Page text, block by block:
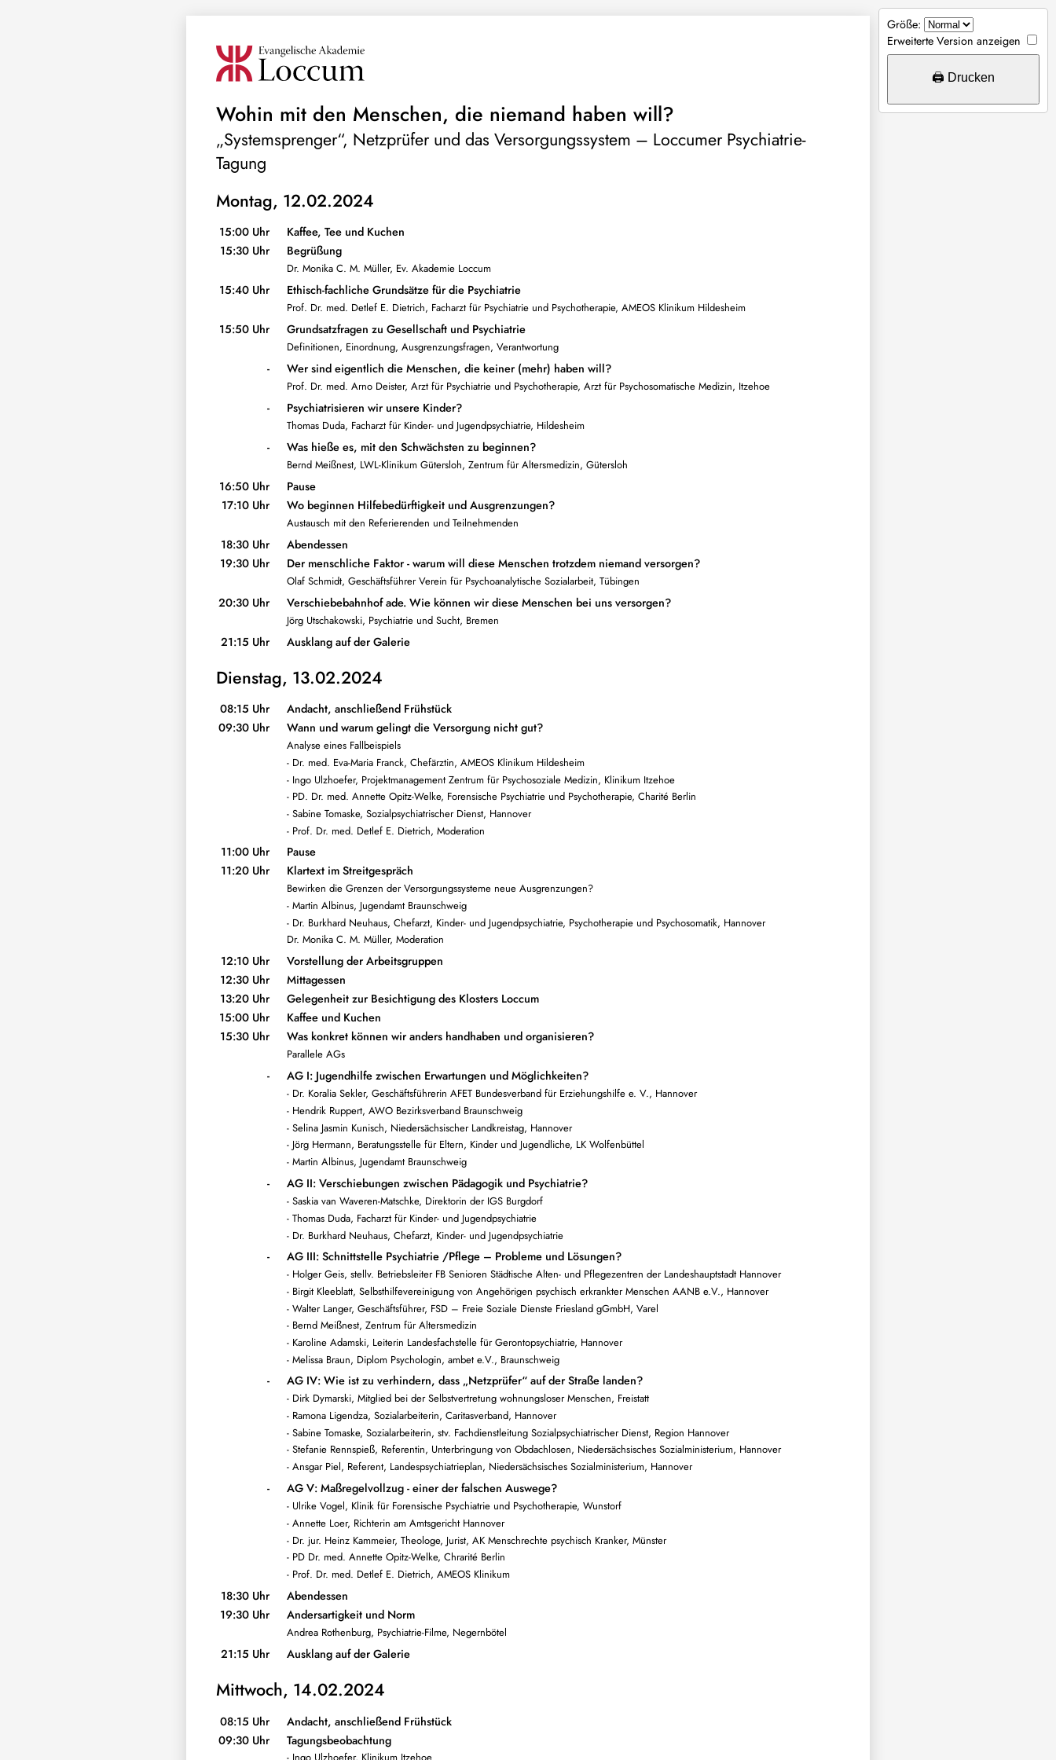
Größe:
Erweiterte Version anzeigen
🖨️ Drucken
Wohin mit den Menschen, die niemand haben will?
„Systemsprenger“, Netzprüfer und das Versorgungssystem – Loccumer Psychiatrie-
Tagung
Montag, 12.02.2024
15:00 Uhr
Kaffee, Tee und Kuchen
15:30 Uhr
Begrüßung
Dr. Monika C. M. Müller, Ev. Akademie Loccum
15:40 Uhr Ethisch-fachliche Grundsätze für die Psychiatrie
Prof. Dr. med. Detlef E. Dietrich, Facharzt für Psychiatrie und Psychotherapie, AMEOS Klinikum Hildesheim
15:50 Uhr Grundsatzfragen zu Gesellschaft und Psychiatrie
Definitionen, Einordnung, Ausgrenzungsfragen, Verantwortung
- Wer sind eigentlich die Menschen, die keiner (mehr) haben will?
Prof. Dr. med. Arno Deister, Arzt für Psychiatrie und Psychotherapie, Arzt für Psychosomatische Medizin, Itzehoe
- Psychiatrisieren wir unsere Kinder?
Thomas Duda, Facharzt für Kinder- und Jugendpsychiatrie, Hildesheim
- Was hieße es, mit den Schwächsten zu beginnen?
Bernd Meißnest, LWL-Klinikum Gütersloh, Zentrum für Altersmedizin, Gütersloh
16:50 Uhr
Pause
17:10 Uhr
Wo beginnen Hilfebedürftigkeit und Ausgrenzungen?
Austausch mit den Referierenden und Teilnehmenden
18:30 Uhr
Abendessen
19:30 Uhr
Der menschliche Faktor - warum will diese Menschen trotzdem niemand versorgen?
Olaf Schmidt, Geschäftsführer Verein für Psychoanalytische Sozialarbeit, Tübingen
20:30 Uhr Verschiebebahnhof ade. Wie können wir diese Menschen bei uns versorgen?
Jörg Utschakowski, Psychiatrie und Sucht, Bremen
21:15 Uhr Ausklang auf der Galerie
Dienstag, 13.02.2024
08:15 Uhr
Andacht, anschließend Frühstück
09:30 Uhr
Wann und warum gelingt die Versorgung nicht gut?
Analyse eines Fallbeispiels
- Dr. med. Eva-Maria Franck, Chefärztin, AMEOS Klinikum Hildesheim
- Ingo Ulzhoefer, Projektmanagement Zentrum für Psychosoziale Medizin, Klinikum Itzehoe
- PD. Dr. med. Annette Opitz-Welke, Forensische Psychiatrie und Psychotherapie, Charité Berlin
- Sabine Tomaske, Sozialpsychiatrischer Dienst, Hannover
- Prof. Dr. med. Detlef E. Dietrich, Moderation
11:00 Uhr
Pause
11:20 Uhr
Klartext im Streitgespräch
Bewirken die Grenzen der Versorgungssysteme neue Ausgrenzungen?
- Martin Albinus, Jugendamt Braunschweig
- Dr. Burkhard Neuhaus, Chefarzt, Kinder- und Jugendpsychiatrie, Psychotherapie und Psychosomatik, Hannover
Dr. Monika C. M. Müller, Moderation
12:10 Uhr
Vorstellung der Arbeitsgruppen
12:30 Uhr
Mittagessen
13:20 Uhr
Gelegenheit zur Besichtigung des Klosters Loccum
15:00 Uhr
Kaffee und Kuchen
15:30 Uhr
Was konkret können wir anders handhaben und organisieren?
Parallele AGs
- AG I: Jugendhilfe zwischen Erwartungen und Möglichkeiten?
- Dr. Koralia Sekler, Geschäftsführerin AFET Bundesverband für Erziehungshilfe e. V., Hannover
- Hendrik Ruppert, AWO Bezirksverband Braunschweig
- Selina Jasmin Kunisch, Niedersächsischer Landkreistag, Hannover
- Jörg Hermann, Beratungsstelle für Eltern, Kinder und Jugendliche, LK Wolfenbüttel
- Martin Albinus, Jugendamt Braunschweig
- AG II: Verschiebungen zwischen Pädagogik und Psychiatrie?
- Saskia van Waveren-Matschke, Direktorin der IGS Burgdorf
- Thomas Duda, Facharzt für Kinder- und Jugendpsychiatrie
- Dr. Burkhard Neuhaus, Chefarzt, Kinder- und Jugendpsychiatrie
- AG III: Schnittstelle Psychiatrie /Pflege – Probleme und Lösungen?
- Holger Geis, stellv. Betriebsleiter FB Senioren Städtische Alten- und Pflegezentren der Landeshauptstadt Hannover
- Birgit Kleeblatt, Selbsthilfevereinigung von Angehörigen psychisch erkrankter Menschen AANB e.V., Hannover
- Walter Langer, Geschäftsführer, FSD – Freie Soziale Dienste Friesland gGmbH, Varel
- Bernd Meißnest, Zentrum für Altersmedizin
- Karoline Adamski, Leiterin Landesfachstelle für Gerontopsychiatrie, Hannover
- Melissa Braun, Diplom Psychologin, ambet e.V., Braunschweig
- AG IV: Wie ist zu verhindern, dass „Netzprüfer“ auf der Straße landen?
- Dirk Dymarski, Mitglied bei der Selbstvertretung wohnungsloser Menschen, Freistatt
- Ramona Ligendza, Sozialarbeiterin, Caritasverband, Hannover
- Sabine Tomaske, Sozialarbeiterin, stv. Fachdienstleitung Sozialpsychiatrischer Dienst, Region Hannover
- Stefanie Rennspieß, Referentin, Unterbringung von Obdachlosen, Niedersächsisches Sozialministerium, Hannover
- Ansgar Piel, Referent, Landespsychiatrieplan, Niedersächsisches Sozialministerium, Hannover
- AG V: Maßregelvollzug - einer der falschen Auswege?
- Ulrike Vogel, Klinik für Forensische Psychiatrie und Psychotherapie, Wunstorf
- Annette Loer, Richterin am Amtsgericht Hannover
- Dr. jur. Heinz Kammeier, Theologe, Jurist, AK Menschrechte psychisch Kranker, Münster
- PD Dr. med. Annette Opitz-Welke, Chrarité Berlin
- Prof. Dr. med. Detlef E. Dietrich, AMEOS Klinikum
18:30 Uhr
Abendessen
19:30 Uhr
Andersartigkeit und Norm
Andrea Rothenburg, Psychiatrie-Filme, Negernbötel
21:15 Uhr Ausklang auf der Galerie
Mittwoch, 14.02.2024
08:15 Uhr
Andacht, anschließend Frühstück
09:30 Uhr
Tagungsbeobachtung